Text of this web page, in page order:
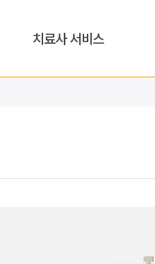
치료사 서비스